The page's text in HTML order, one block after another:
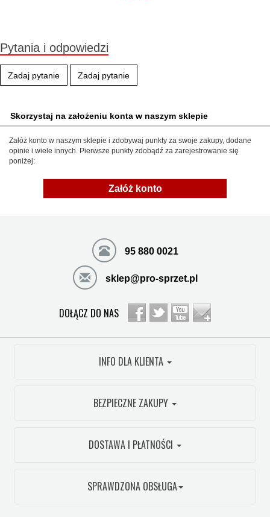
Pytania i odpowiedzi
Zadaj pytanie Zadaj pytanie
Skorzystaj na założeniu konta w naszym sklepie
Załóż konto w naszym sklepie i zdobywaj punkty za swoje zakupy, dodane
opinie i wiele innych. Pierwsze punkty zdobądź za zarejestrowanie się
poniżej:
Załóż konto
95 880 0021
sklep@pro-sprzet.pl
DOŁĄCZ DO NAS
INFO DLA KLIENTA
BEZPIECZNE ZAKUPY
DOSTAWA I PŁATNOŚCI
SPRAWDZONA OBSŁUGA